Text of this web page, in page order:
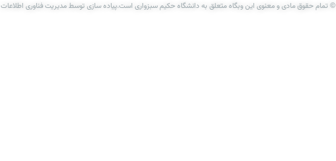
© تمام حقوق مادی و معنوی این وبگاه متعلق به دانشگاه حکیم سبزواری است.پیاده سازی توسط مدیریت فناوری اطلاعات